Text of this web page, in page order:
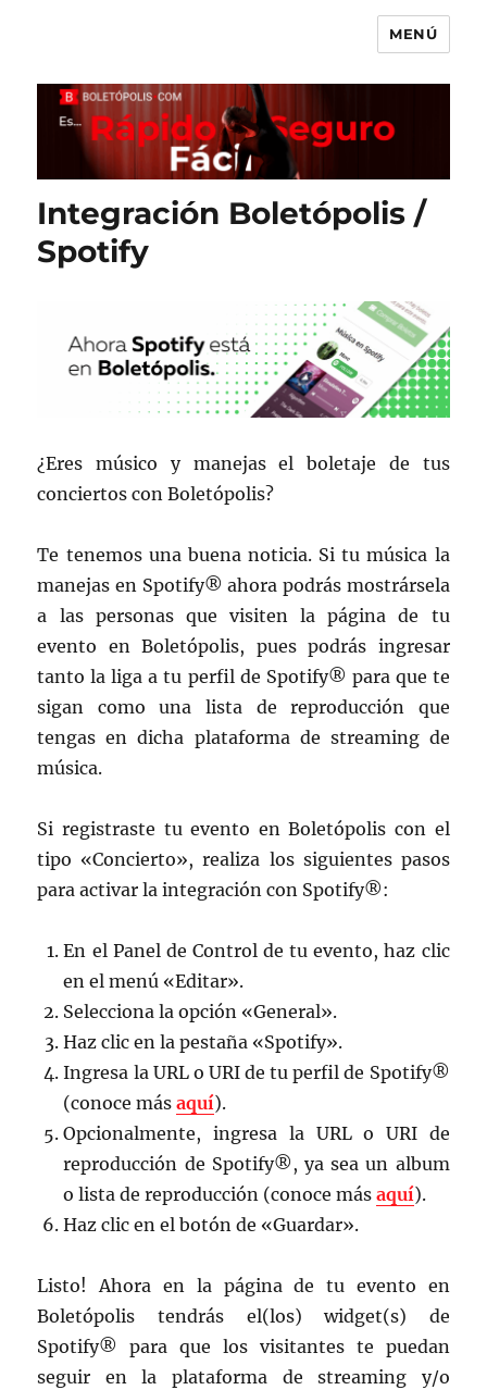
MENÚ
Integración Boletópolis /
Spotify
¿Eres músico y manejas el boletaje de tus
conciertos con Boletópolis?
Te tenemos una buena noticia. Si tu música la
manejas en Spotify® ahora podrás mostrársela
a las personas que visiten la página de tu
evento en Boletópolis, pues podrás ingresar
tanto la liga a tu perfil de Spotify® para que te
sigan como una lista de reproducción que
tengas en dicha plataforma de streaming de
música.
Si registraste tu evento en Boletópolis con el
tipo «Concierto», realiza los siguientes pasos
para activar la integración con Spotify®:
En el Panel de Control de tu evento, haz clic
en el menú «Editar».
Selecciona la opción «General».
Haz clic en la pestaña «Spotify».
Ingresa la URL o URI de tu perfil de Spotify®
(conoce másaquí).
Opcionalmente, ingresa la URL o URI de
reproducción de Spotify®, ya sea un album
o lista de reproducción (conoce másaquí).
Haz clic en el botón de «Guardar».
Listo! Ahora en la página de tu evento en
Boletópolis tendrás el(los) widget(s) de
Spotify® para que los visitantes te puedan
seguir en la plataforma de streaming y/o